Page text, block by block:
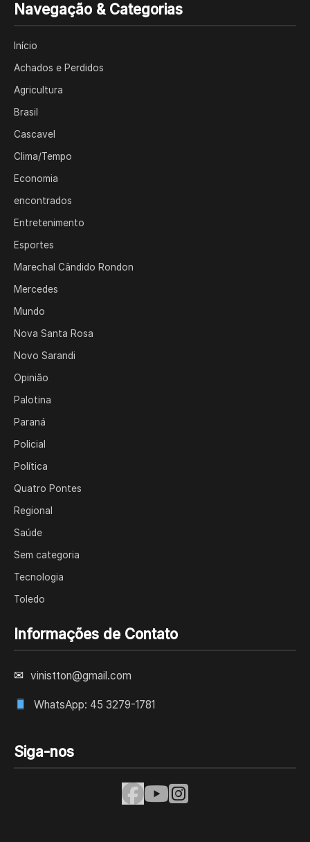
Navegação & Categorias
Início
Achados e Perdidos
Agricultura
Brasil
Cascavel
Clima/Tempo
Economia
encontrados
Entretenimento
Esportes
Marechal Cândido Rondon
Mercedes
Mundo
Nova Santa Rosa
Novo Sarandi
Opinião
Palotina
Paraná
Policial
Política
Quatro Pontes
Regional
Saúde
Sem categoria
Tecnologia
Toledo
Informações de Contato
✉ vinistton@gmail.com
WhatsApp: 45 3279-1781
Siga-nos